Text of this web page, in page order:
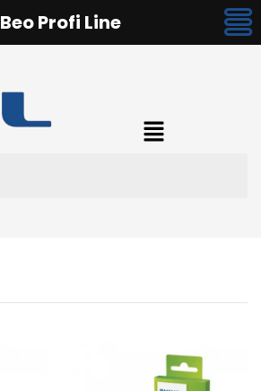
Beo Profi Line